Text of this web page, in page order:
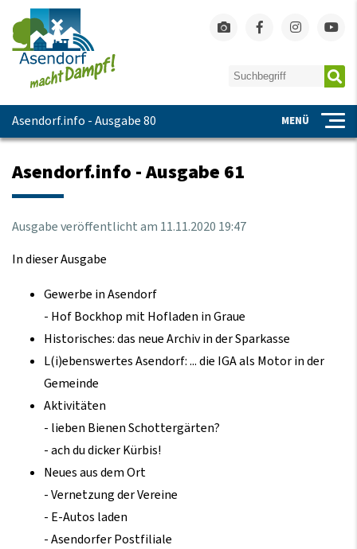
Asendorf.info - Ausgabe 80 MENÜ
Asendorf.info - Ausgabe 61
Ausgabe veröffentlicht am 11.11.2020 19:47
In dieser Ausgabe
Gewerbe in Asendorf
- Hof Bockhop mit Hofladen in Graue
Historisches: das neue Archiv in der Sparkasse
L(i)ebenswertes Asendorf: ... die IGA als Motor in der
Gemeinde
Aktivitäten
- lieben Bienen Schottergärten?
- ach du dicker Kürbis!
Neues aus dem Ort
- Vernetzung der Vereine
- E-Autos laden
- Asendorfer Postfiliale